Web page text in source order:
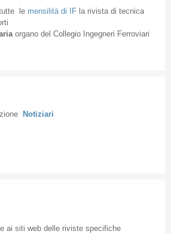
le mensilità di IFla rivista di tecnica
organodel Collegio Ingegneri Ferroviari
Notiziari
ai siti web delle riviste specifiche